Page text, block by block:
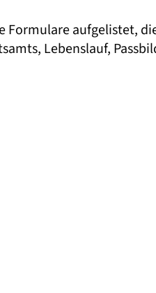
Formulare aufgelistet,
Lebenslauf,